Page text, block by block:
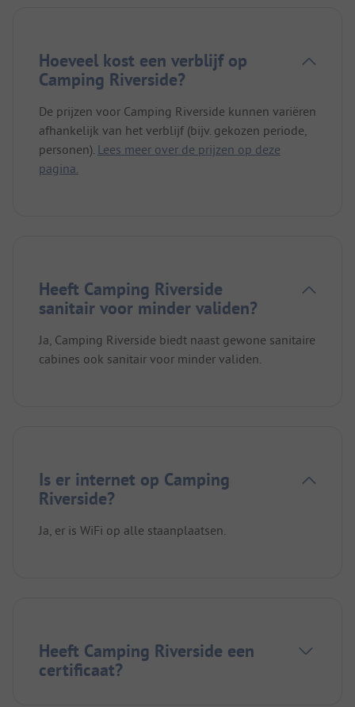
Hoeveel kost een verblijf op
Camping Riverside?
De prijzen voor Camping Riverside kunnen variëren
afhankelijk van het verblijf (bijv. gekozen periode,
personen). Lees meer over de prijzen op deze
pagina.
Heeft Camping Riverside
sanitair voor minder validen?
Ja, Camping Riverside biedt naast gewone sanitaire
cabines ook sanitair voor minder validen.
Is er internet op Camping
Riverside?
Ja, er is WiFi op alle staanplaatsen.
Heeft Camping Riverside een
certificaat?